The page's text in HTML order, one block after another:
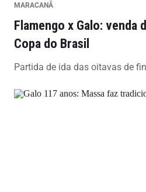
MARACANÃ
Flamengo x Galo: venda
Copa do Brasil
Partida de ida das oitavas de